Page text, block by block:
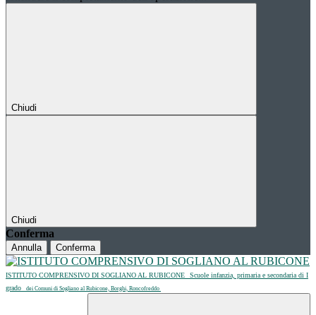
Chiudi
Chiudi
Conferma
Annulla Conferma
ISTITUTO COMPRENSIVO DI SOGLIANO AL RUBICONE
Scuole infanzia, primaria e secondaria di I
grado
dei Comuni di Sogliano al Rubicone, Borghi, Roncofreddo